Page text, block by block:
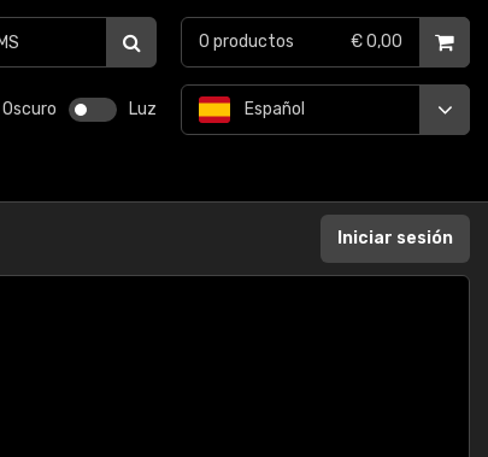
Oscuro Luz Español
0 productos € 0,00
Iniciar sesión